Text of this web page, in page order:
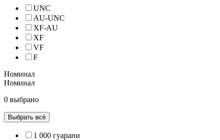
UNC
AU-UNC
XF-AU
XF
VF
F
Номинал
Номинал
0 выбрано
Выбрать всё
1 000 гуарани